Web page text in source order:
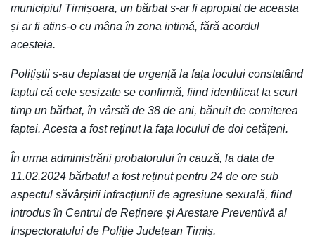
municipiul Timișoara, un bărbat s-ar fi apropiat de aceasta
și ar fi atins-o cu mâna în zona intimă, fără acordul
acesteia.
Polițiștii s-au deplasat de urgență la fața locului constatând
faptul că cele sesizate se confirmă, fiind identificat la scurt
timp un bărbat, în vârstă de 38 de ani, bănuit de comiterea
faptei. Acesta a fost reținut la fața locului de doi cetățeni.
În urma administrării probatorului în cauză, la data de
11.02.2024 bărbatul a fost reținut pentru 24 de ore sub
aspectul săvârșirii infracțiunii de agresiune sexuală, fiind
introdus în Centrul de Reținere și Arestare Preventivă al
Inspectoratului de Poliție Județean Timiș.